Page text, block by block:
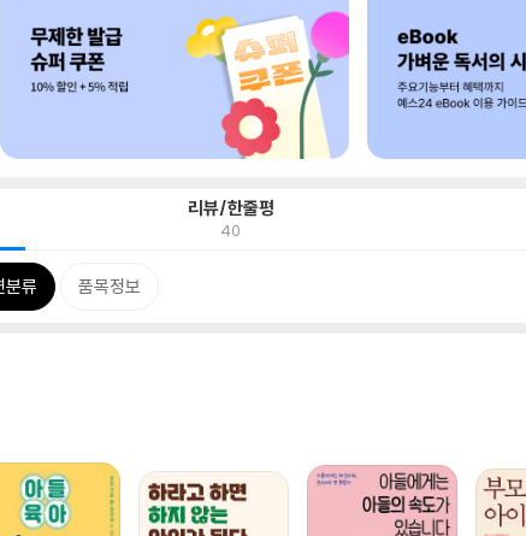
리뷰/한줄평
40
분류 품목정보